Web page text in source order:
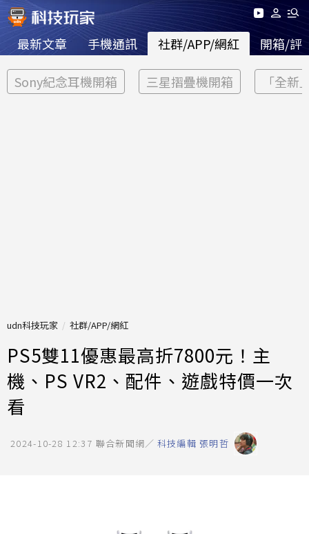
最新文章 手機通訊 社群/APP/網紅 開箱/評
Sony紀念耳機開箱 三星摺疊機開箱 「全新
udn科技玩家 社群/APP/網紅
PS5雙11優惠最高折7800元！主
機、PS VR2、配件、遊戲特價一次
看
2024-10-28 12:37 聯合新聞網／ 科技編輯 張明哲